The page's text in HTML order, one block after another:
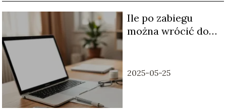
Ile po zabiegu
można wrócić do
2025-05-25